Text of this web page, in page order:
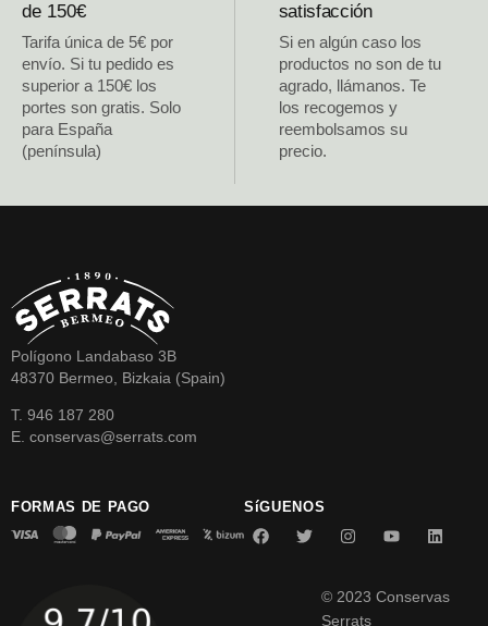
de 150€
Tarifa única de 5€ por
envío. Si tu pedido es
superior a 150€ los
portes son gratis. Solo
para España
(península)
satisfacción
Si en algún caso los
productos no son de tu
agrado, llámanos. Te
los recogemos y
reembolsamos su
precio.
Polígono Landabaso 3B
48370 Bermeo, Bizkaia (Spain)
T. 946 187 280
E. conservas@serrats.com
FORMAS DE PAGO SíGUENOS
© 2023 Conservas
Serrats